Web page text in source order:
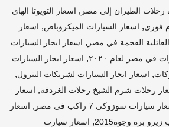
رحلات الطيران إلى مصر , اسعار التويوتا الهاي
, اسعار السيارات الميكروباص, اسعار
, اسعار ايجار السيارات
في مصر لعام ٢٠٢٠ , اسعار ايجار السيارات
, اسعار ايجار السيارات لشريكات البترول,
رحلات شرم الشيخ رحلات الغردقة, اسعار
سيارات سوزوكى 7 راكب فى مصر , اسعار
, اسعار سيارت